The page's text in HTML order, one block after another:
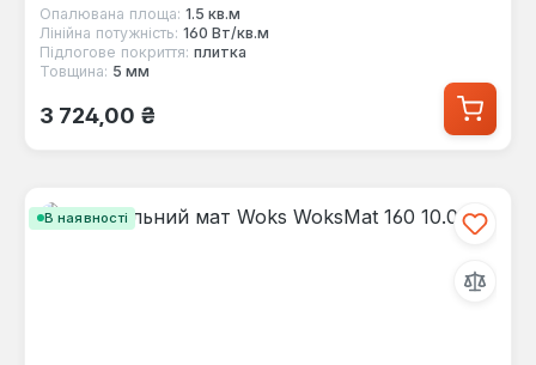
Опалювана площа: 1.5 кв.м
Лінійна потужність: 160 Вт/кв.м
Підлогове покриття: плитка
Товщина: 5 мм
Звичайна ціна:
3 724,00 ₴
В наявності